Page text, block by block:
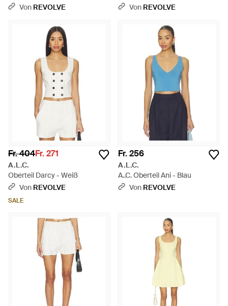
Von REVOLVE
Von REVOLVE
Fr. 404Fr. 271
A.L.C.
Oberteil Darcy - Weiß
Von REVOLVE
SALE
Fr. 256
A.L.C.
A..C. Oberteil Ani - Blau
Von REVOLVE